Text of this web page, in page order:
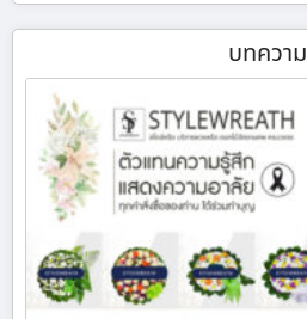
บทความ